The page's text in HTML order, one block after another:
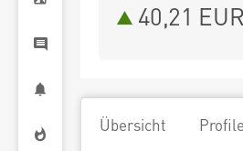
40,21 EUR
Übersicht